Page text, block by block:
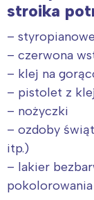
stroika
–
– czerwona
– klej na
– pistolet z
– nożyczki
– ozdoby
itp.)
– lakier
pokolorowania